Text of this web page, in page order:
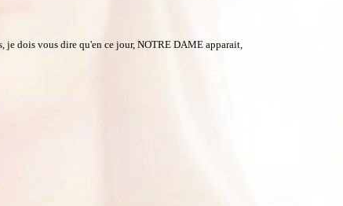
je dois vous dire qu'en ce jour, NOTRE DAME apparait,